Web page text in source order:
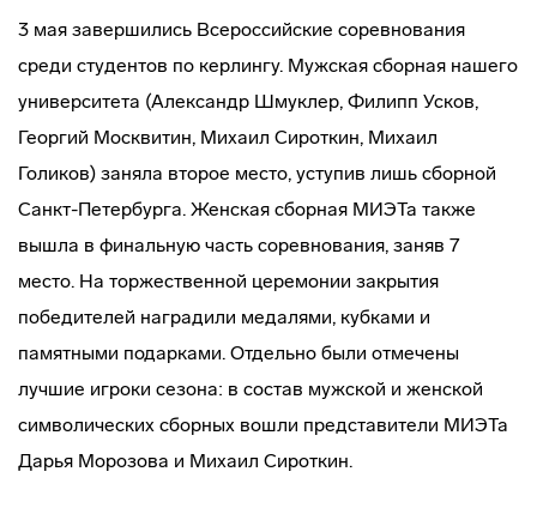
3 мая завершились Всероссийские соревнования
среди студентов по керлингу. Мужская сборная нашего
университета (Александр Шмуклер, Филипп Усков,
Георгий Москвитин, Михаил Сироткин, Михаил
Голиков) заняла второе место, уступив лишь сборной
Санкт-Петербурга. Женская сборная МИЭТа также
вышла в финальную часть соревнования, заняв 7
место. На торжественной церемонии закрытия
победителей наградили медалями, кубками и
памятными подарками. Отдельно были отмечены
лучшие игроки сезона: в состав мужской и женской
символических сборных вошли представители МИЭТа
Дарья Морозова и Михаил Сироткин.